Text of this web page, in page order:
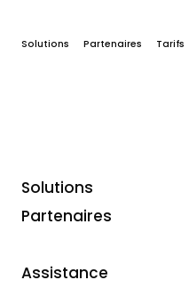
Solutions Partenaires Tarifs
Solutions
Partenaires
Assistance